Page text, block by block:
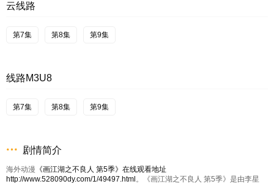
云线路
第7集 第8集 第9集
线路M3U8
第7集 第8集 第9集
剧情简介
海外动漫 《画江湖之不良人 第5季》在线观看地址
http://www.528090dy.com/1/49497.html 。《画江湖之不良人 第5季》是由李星